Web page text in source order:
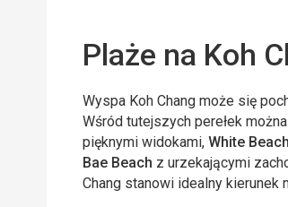
Plaże na Koh
Wyspa Koh Chang może się
Wśród tutejszych perełek
pięknymi widokami, White Beach
Bae Beach z urzekającymi
Chang stanowi idealny kierunek